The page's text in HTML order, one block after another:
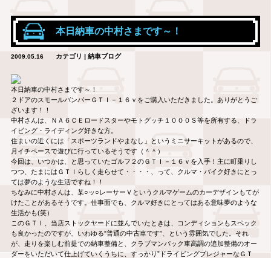
本日納車の中村さまです～！
2009.05.16 カテゴリ | 納車ブログ
本日納車の中村さまです～！
２ドアのスモールバンパーＧＴＩ－１６ｖをご購入いただきました。ありがとうご
ざいます！！
中村さんは、ＮＡ６ＣＥロードスターやモトグッチ１０００Ｓ等を所有する、ドラ
イビング・ライディング好きな方。
住まいの近くには「スポーツランドやまなし」というミニサーキットがあるので、
月イチペースで遊びに行っているそうです（＾＾）
今回は、いつかは、と思っていたゴルフ２のＧＴＩ－１６ｖを入手！主に町乗りし
つつ、たまにはＧＴＩらしく走らせて・・・・、って、クルマ・バイク好きにとっ
ては夢のような生活ですね！！
ちなみに中村さんは、某○ッ○レーサーＶというクルマゲームのカーデザインもてが
けたことがあるそうです。仕事面でも、クルマ好きにとってはある意味夢のような
生活かも(笑）
このＧＴＩ、当店ストックヤードに並んでいたときは、コンディションもスペック
も良かったのですが、いわゆる”普通の中古車です”、という雰囲気でした。それ
が、走りを楽しむ前提での納車整備と、クラブマンパック車高調の追加整備のオー
ダーをいただいて仕上げていくうちに、すっかり”ドライビングプレジャーなＧＴ